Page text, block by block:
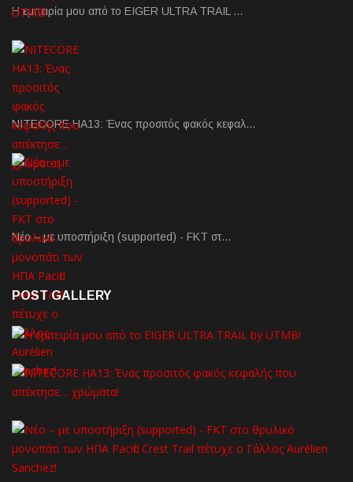
Η εμπειρία μου από το EIGER ULTRA TRAIL …
NITECORE HA13: Ένας προσιτός φακός κεφαλ…
Νέο – με υποστήριξη (supported) - FKT στ…
POST GALLERY